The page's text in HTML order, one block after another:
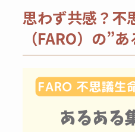
思わず共感？不
（FARO）の”